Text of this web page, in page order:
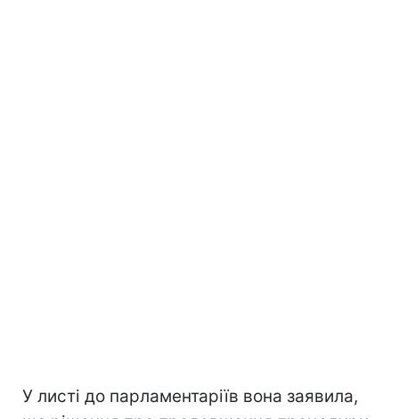
У листі до парламентаріїв вона заявила,